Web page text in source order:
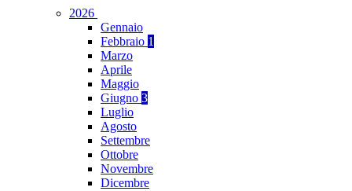
2026
Gennaio
Febbraio 1
Marzo
Aprile
Maggio
Giugno 3
Luglio
Agosto
Settembre
Ottobre
Novembre
Dicembre